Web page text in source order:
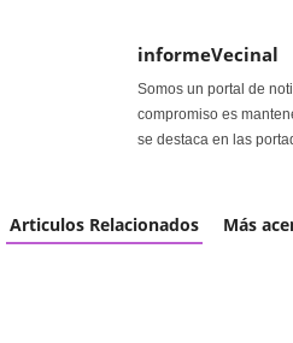
informeVecinal
Somos un portal de
compromiso es
se destaca en las
Articulos Relacionados Más